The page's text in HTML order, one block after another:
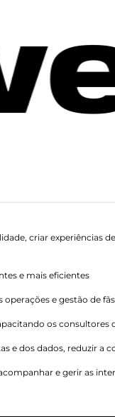
criar experiências
e mais eficientes
e gestão de
os consultores
e dos dados, reduzir a
e gerir as